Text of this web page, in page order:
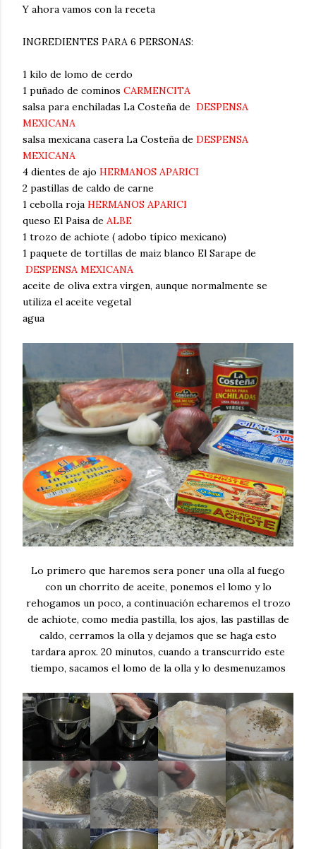
Y ahora vamos con la receta
INGREDIENTES PARA 6 PERSONAS:
1 kilo de lomo de cerdo
1 puñado de cominos CARMENCITA
salsa para enchiladas La Costeña de DESPENSA
MEXICANA
salsa mexicana casera La Costeña de DESPENSA
MEXICANA
4 dientes de ajo HERMANOS APARICI
2 pastillas de caldo de carne
1 cebolla roja HERMANOS APARICI
queso El Paisa de ALBE
1 trozo de achiote ( adobo típico mexicano)
1 paquete de tortillas de maiz blanco El Sarape de
DESPENSA MEXICANA
aceite de oliva extra virgen, aunque normalmente se
utiliza el aceite vegetal
agua
Lo primero que haremos sera poner una olla al fuego
con un chorrito de aceite, ponemos el lomo y lo
rehogamos un poco, a continuación echaremos el trozo
de achiote, como media pastilla, los ajos, las pastillas de
caldo, cerramos la olla y dejamos que se haga esto
tardara aprox. 20 minutos, cuando a transcurrido este
tiempo, sacamos el lomo de la olla y lo desmenuzamos